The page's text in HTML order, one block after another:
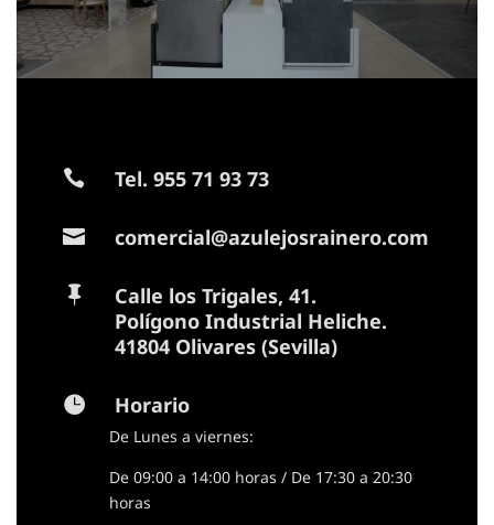
 Tel. 955 71 93 73
 comercial@azulejosrainero.com

Calle los Trigales, 41.
Polígono Industrial Heliche.
41804 Olivares (Sevilla)
 Horario
De Lunes a viernes:
De 09:00 a 14:00 horas / De 17:30 a 20:30
horas